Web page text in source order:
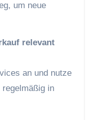
um neue
relevant
an und nutze
regelmäßig in